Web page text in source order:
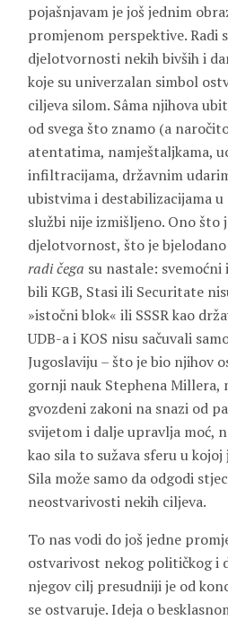
pojašnjavam je još jednim
promjenom perspektive. Radi
djelotvornosti nekih bivših i
koje su univerzalan simbol
ciljeva silom. Sâma njihova
od svega što znamo (a
atentatima, namještaljkama,
infiltracijama, državnim
ubistvima i destabilizacijama
službi nije izmišljeno. Ono što
djelotvornost, što je
radi čega su nastale:
bili KGB, Stasi ili Securitate
»istočni blok« ili SSSR kao
UDB-a i KOS nisu sačuvali
Jugoslaviju – što je bio njihov
gornji nauk Stephena Millera,
gvozdeni zakoni na snazi od
svijetom i dalje upravlja moć,
kao sila to sužava sferu u
Sila može samo da odgodi
neostvarivosti nekih ciljeva.
To nas vodi do još jedne
ostvarivost nekog političkog i
njegov cilj presudniji je od
se ostvaruje. Ideja o